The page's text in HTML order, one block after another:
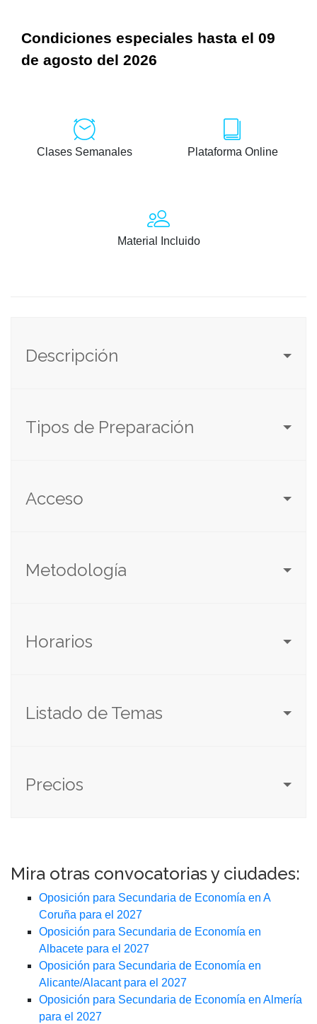
Condiciones especiales hasta el 09
de agosto del 2026
Clases Semanales Plataforma Online
Material Incluido
Descripción
Tipos de Preparación
Acceso
Metodología
Horarios
Listado de Temas
Precios
Mira otras convocatorias y ciudades:
Oposición para Secundaria de Economía en A
Coruña para el 2027
Oposición para Secundaria de Economía en
Albacete para el 2027
Oposición para Secundaria de Economía en
Alicante/Alacant para el 2027
Oposición para Secundaria de Economía en Almería
para el 2027